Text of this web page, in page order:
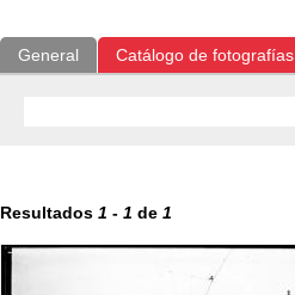
General Catálogo de fotografías
Resultados 1 - 1 de 1